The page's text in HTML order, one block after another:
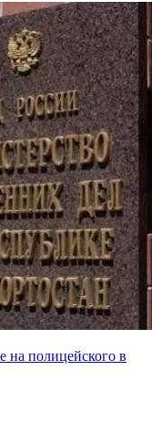
на полицейского в